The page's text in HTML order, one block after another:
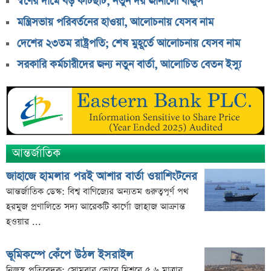
ইউরোপে কার্যক্রম সম্প্রসারণে পর্তুগালে প্রথম চালান রপ্তানি
রেনাটার
শেখ হাসিনাকে নিয়ে বিস্ফোরক মন্তব্য সোহেল তাজের
ন্যাশনাল ফিড মিলের দ্বিতীয় প্রান্তিক প্রকাশ
বাজুসের নতুন ঘোষণা, স্বর্ণের দামে ইতিহাসের বড় উল্লম্ফন
হাসিনার প্রোগ্রাম থেকে যে কারণে বের হয়ে গেলেন ৪৪০০০
দর্শক
শেখ হাসিনার বক্তব্য ঘিরে ভারতকে কড়া বার্তা বাংলাদেশের
বাংলাদেশ নিয়ে নতুন বিতর্ক, মুখ খুললেন সজীব ওয়াজেদ জয়
মন্ত্রিসভায় পরিবর্তনের হাওয়া, আলোচনায় যেসব নাম
দেশের ২৩তম রাষ্ট্রপতি; শেষ মুহূর্তে আলোচনায় যেসব নাম
সরকারি কর্মচারীদের জন্য নতুন বার্তা, আলোচিত বেতন ইস্যু
আন্তর্জাতিক
জাহাজে হামলার পরই আশার বার্তা ওয়াশিংটনের
আন্তর্জাতিক ডেস্ক: বিশ্ব বাণিজ্যের অন্যতম গুরুত্বপূর্ণ পথ
হরমুজ প্রণালিতে সদ্য আরেকটি কার্গো জাহাজ আক্রান্ত
হওয়ার ...
ভূমিকম্পে কেঁপে উঠল ইসরাইল